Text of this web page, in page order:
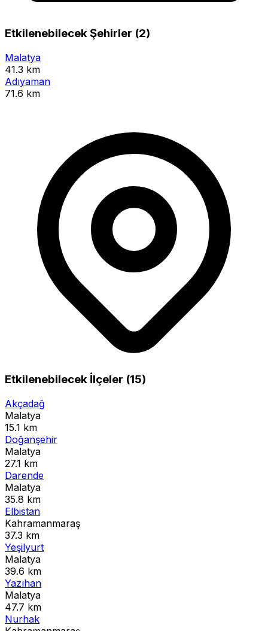
Etkilenebilecek Şehirler (2)
Malatya
41.3 km
Adıyaman
71.6 km
Etkilenebilecek İlçeler (15)
Akçadağ
Malatya
15.1 km
Doğanşehir
Malatya
27.1 km
Darende
Malatya
35.8 km
Elbistan
Kahramanmaraş
37.3 km
Yeşilyurt
Malatya
39.6 km
Yazıhan
Malatya
47.7 km
Nurhak